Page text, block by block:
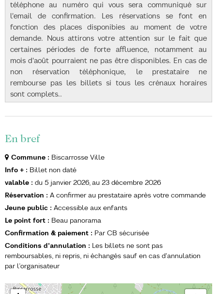
téléphone au numéro qui vous sera communiqué sur
l'email de confirmation. Les réservations se font en
fonction des places disponibies au moment de votre
demande. Nous attirons votre attention sur le fait que
certaines périodes de forte affluence, notamment au
mois d'août pourraient ne pas être disponibles. En cas de
non réservation téléphonique, le prestataire ne
rembourse pas les billets si tous les crénaux horaires
sont complets..
En bref
Commune : Biscarrosse Ville
Info + : Billet non daté
valable : du 5 janvier 2026 au 23 décembre 2026
Réservation :
A confirmer au prestataire après votre commande
Jeune public : Accessible aux enfants
Le point fort : Beau panorama
Confirmation & paiement : Par CB sécurisée
Conditions d'annulation : Les billets ne sont pas
remboursables, ni repris, ni échangés sauf en cas d'annulation
par l’organisateur